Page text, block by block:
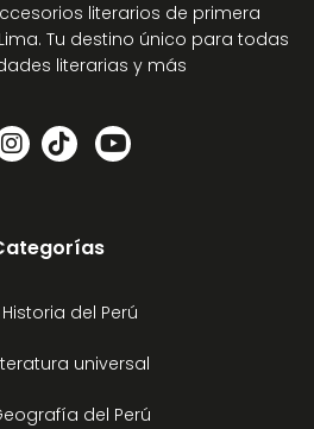
literarios de primera
Tu destino único para todas
literarias y más
Historia del Perú
universal
del Perú